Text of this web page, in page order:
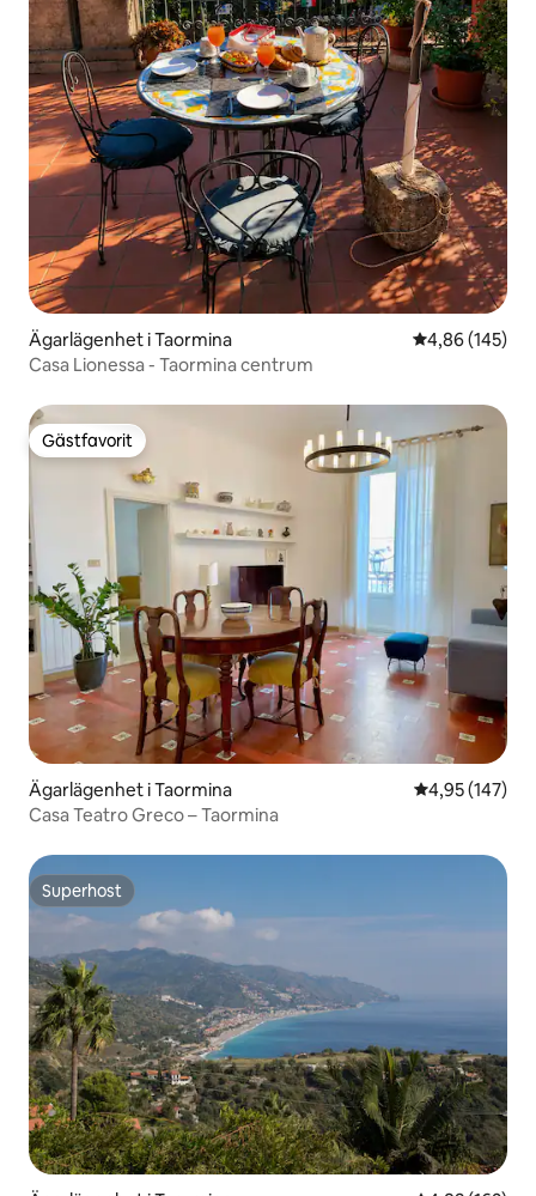
Ägarlägenhet i Taormina 4,86 av 5 i
4,86 (145)
Casa Lionessa - Taormina centrum
Gästfavorit
Gästfavorit
Ägarlägenhet i Taormina 4,95 av 5 i
4,95 (147)
Casa Teatro Greco – Taormina
Superhost
Superhost